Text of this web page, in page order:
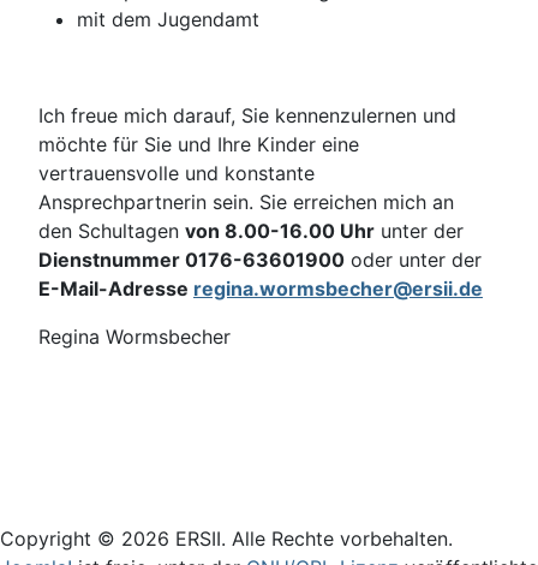
mit dem Jugendamt
Ich freue mich darauf, Sie kennenzulernen und
möchte für Sie und Ihre Kinder eine
vertrauensvolle und konstante
Ansprechpartnerin sein. Sie erreichen mich an
den Schultagen von 8.00-16.00 Uhr unter der
Dienstnummer 0176-63601900 oder unter der
E-Mail-Adresse regina.wormsbecher@ersii.de
Regina Wormsbecher
Copyright © 2026 ERSII. Alle Rechte vorbehalten.